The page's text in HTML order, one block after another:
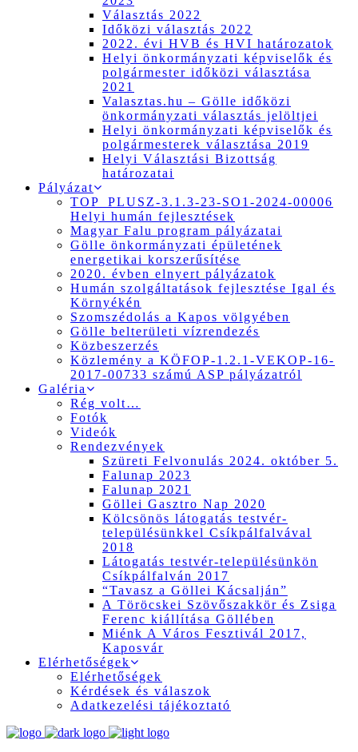
Választás 2022
Időközi választás 2022
2022. évi HVB és HVI határozatok
Helyi önkormányzati képviselők és
polgármester időközi választása
2021
Valasztas.hu – Gölle időközi
önkormányzati választás jelöltjei
Helyi önkormányzati képviselők és
polgármesterek választása 2019
Helyi Választási Bizottság
határozatai
Pályázat
TOP_PLUSZ-3.1.3-23-SO1-2024-00006
Helyi humán fejlesztések
Magyar Falu program pályázatai
Gölle önkormányzati épületének
energetikai korszerűsítése
2020. évben elnyert pályázatok
Humán szolgáltatások fejlesztése Igal és
Környékén
Szomszédolás a Kapos völgyében
Gölle belterületi vízrendezés
Közbeszerzés
Közlemény a KÖFOP-1.2.1-VEKOP-16-
2017-00733 számú ASP pályázatról
Galéria
Rég volt…
Fotók
Videók
Rendezvények
Szüreti Felvonulás 2024. október 5.
Falunap 2023
Falunap 2021
Göllei Gasztro Nap 2020
Kölcsönös látogatás testvér-
településünkkel Csíkpálfalvával
2018
Látogatás testvér-településünkön
Csíkpálfalván 2017
“Tavasz a Göllei Kácsalján”
A Töröcskei Szövőszakkör és Zsiga
Ferenc kiállítása Göllében
Miénk A Város Fesztivál 2017,
Kaposvár
Elérhetőségek
Elérhetőségek
Kérdések és válaszok
Adatkezelési tájékoztató